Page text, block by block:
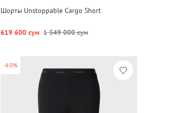
Шорты Unstoppable Cargo Short
619 600 сум 1 549 000 сум
-60%